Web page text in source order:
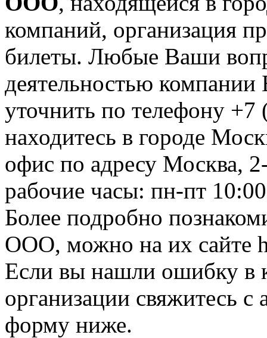
компаний, организация
билеты. Любые Ваши
деятельностью
уточнить по телефону
находитесь в городе
офис по адресу Москва,
рабочие часы: пн-пт
Более подробно
OOO, можно на их
Если вы нашли ошибку в
организации свяжитесь
форму ниже.